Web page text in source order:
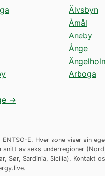
Älvsbyn
Åmål
Aneby
Ånge
Arboga
→
ENTSO-E. Hver sone viser sin
snitt av seks underregioner
Sør, Sardinia, Sicilia). Kontakt
.